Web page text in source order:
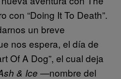
con “Doing It To Death”.
un breve
nos espera, el día de
Of A Dog”, el cual deja
& Ice —nombre del